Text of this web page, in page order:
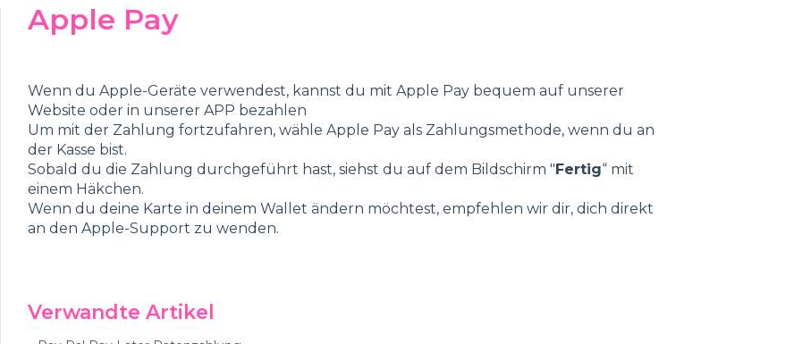
Apple Pay
Wenn du Apple-Geräte verwendest, kannst du mit Apple Pay bequem auf unserer
Website oder in unserer APP bezahlen
Um mit der Zahlung fortzufahren, wähle Apple Pay als Zahlungsmethode, wenn du an
der Kasse bist.
Sobald du die Zahlung durchgeführt hast, siehst du auf dem Bildschirm "Fertig“ mit
einem Häkchen.
Wenn du deine Karte in deinem Wallet ändern möchtest, empfehlen wir dir, dich direkt
an den Apple-Support zu wenden.
Verwandte Artikel